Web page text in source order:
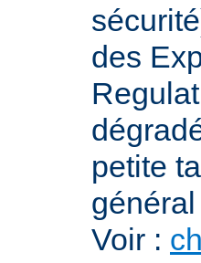
des
petite
Voir :